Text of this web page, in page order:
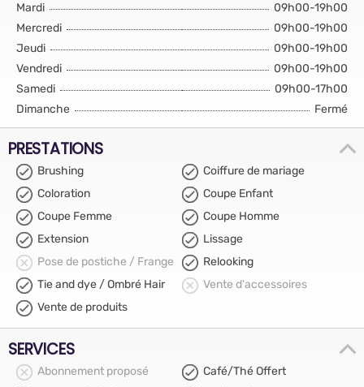
Mardi
09h00-19h00
Mercredi
09h00-19h00
Jeudi
09h00-19h00
Vendredi
09h00-19h00
Samedi
09h00-17h00
Dimanche
Fermé
PRESTATIONS
Brushing
Coiffure de mariage
Coloration
Coupe Enfant
Coupe Femme
Coupe Homme
Extension
Lissage
Pose de postiche / Frange
Relooking
Tie and dye / Ombré Hair
Vente d'accessoires
Vente de produits
SERVICES
Abonnement proposé
Café/Thé Offert